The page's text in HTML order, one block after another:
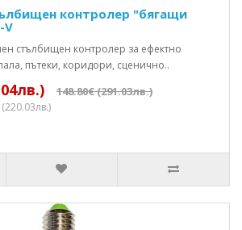
контролер "бягащи
V
стълбищен контролер за ефектно
пътеки, коридори, сценично..
148.80€ (291.03лв.)